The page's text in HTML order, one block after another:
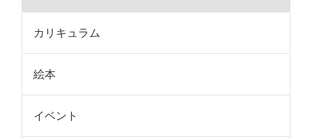
カリキュラム
絵本
イベント